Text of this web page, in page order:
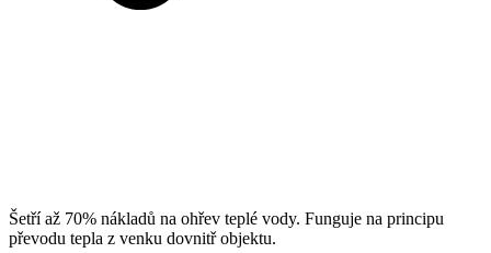
Šetří až 70% nákladů na ohřev teplé vody. Funguje na principu
převodu tepla z venku dovnitř objektu.